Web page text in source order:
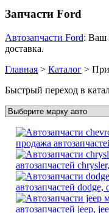
Запчасти Ford
Автозапчасти Ford: Ваш
доставка.
Главная > Каталог >
Быстрый переход в